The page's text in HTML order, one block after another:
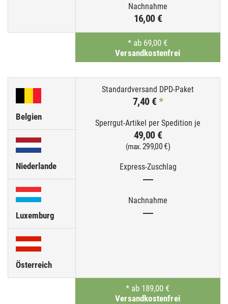
16,00 €
* ab 69,00 €
Versandkostenfrei
Belgien
7,40 €*
49,00 €
(max.299,00 €)
—
—
Niederlande
Luxemburg
Österreich
* ab 189,00 €
Versandkostenfrei
99,00 €
16,00 €
ab 80,00 €
Versandkostenfrei